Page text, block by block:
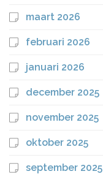
maart 2026
februari 2026
januari 2026
december 2025
november 2025
oktober 2025
september 2025